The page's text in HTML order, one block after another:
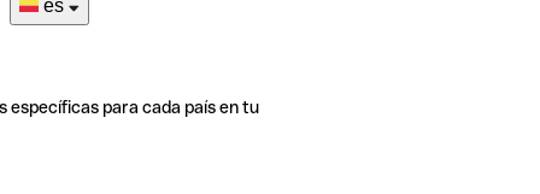
es
específicas para cada país en tu